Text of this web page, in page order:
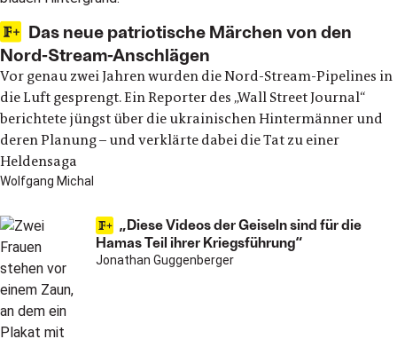
Das neue patriotische Märchen von den
Nord-Stream-Anschlägen
Vor genau zwei Jahren wurden die Nord-Stream-Pipelines in
die Luft gesprengt. Ein Reporter des „Wall Street Journal“
berichtete jüngst über die ukrainischen Hintermänner und
deren Planung – und verklärte dabei die Tat zu einer
Heldensaga
Wolfgang Michal
„Diese Videos der Geiseln sind für die
Hamas Teil ihrer Kriegsführung“
Jonathan Guggenberger